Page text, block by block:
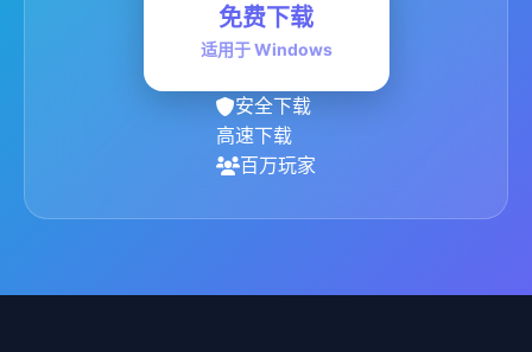
免费下载
适用于 Windows
安全下载
高速下载
百万玩家